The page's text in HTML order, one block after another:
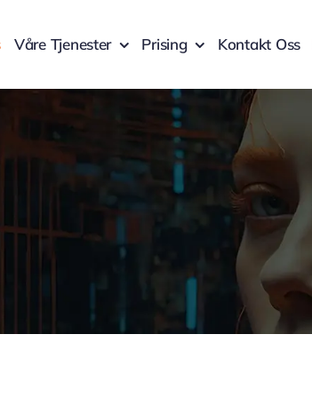
Våre Tjenester Prising Kontakt Oss